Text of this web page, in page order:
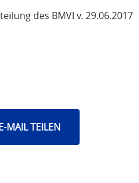
des BMVI v. 29.06.2017
MAIL TEILEN